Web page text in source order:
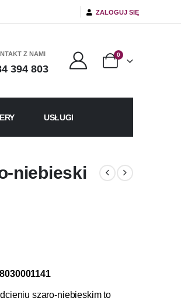
ZALOGUJ SIĘ
Z NAMI
394 803
0
USŁUGI
niebieski
szaro-niebieskim to